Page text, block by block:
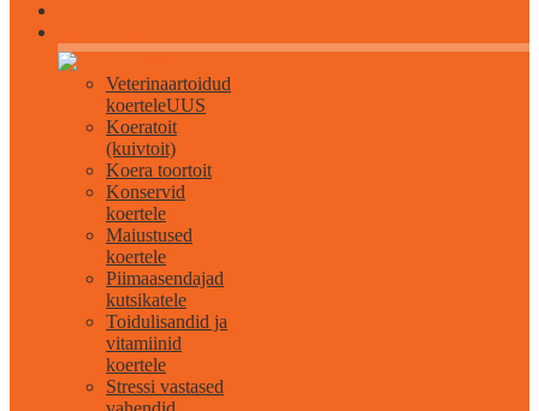
Veterinaartoidud
koerteleUUS
Koeratoit
(kuivtoit)
Koera toortoit
Konservid
koertele
Maiustused
koertele
Piimaasendajad
kutsikatele
Toidulisandid ja
vitamiinid
koertele
Stressi vastased